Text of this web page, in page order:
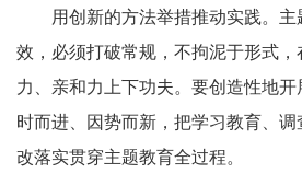
用创新的方法举措推动实践。
效，必须打破常规，不拘泥于形式
力、亲和力上下功夫。要创造性地开
时而进、因势而新，把学习教育、
改落实贯穿主题教育全过程。